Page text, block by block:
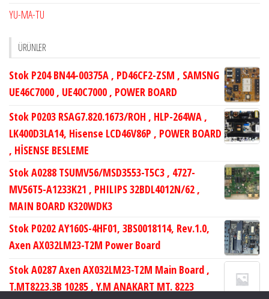
YU-MA-TU
ÜRÜNLER
Stok P204 BN44-00375A , PD46CF2-ZSM , SAMSNG
UE46C7000 , UE40C7000 , POWER BOARD
Stok P0203 RSAG7.820.1673/ROH , HLP-264WA ,
LK400D3LA14, Hisense LCD46V86P , POWER BOARD
, HİSENSE BESLEME
Stok A0288 TSUMV56/MSD3553-T5C3 , 4727-
MV56T5-A1233K21 , PHILIPS 32BDL4012N/62 ,
MAIN BOARD K320WDK3
Stok P0202 AY160S-4HF01, 3BS0018114, Rev.1.0,
Axen AX032LM23-T2M Power Board
Stok A0287 Axen AX032LM23-T2M Main Board ,
T.MT8223.3B 10285 , Y.M ANAKART MT. 8223